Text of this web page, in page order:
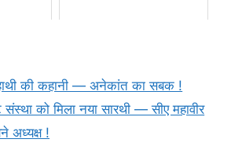
की कहानी — अनेकांत का सबक !
संस्था को मिला नया सारथी — सीए महावीर
अध्यक्ष !